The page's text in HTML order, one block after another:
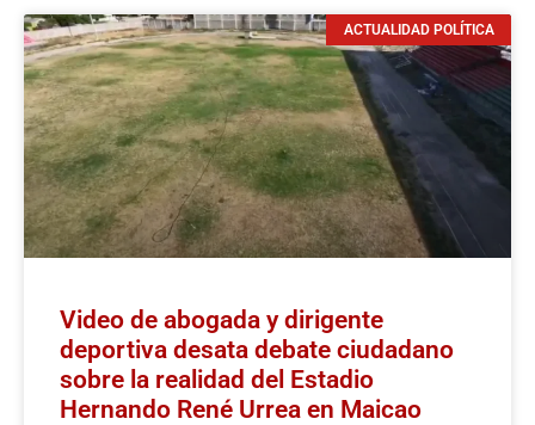
ACTUALIDAD POLÍTICA
Video de abogada y dirigente
deportiva desata debate ciudadano
sobre la realidad del Estadio
Hernando René Urrea en Maicao